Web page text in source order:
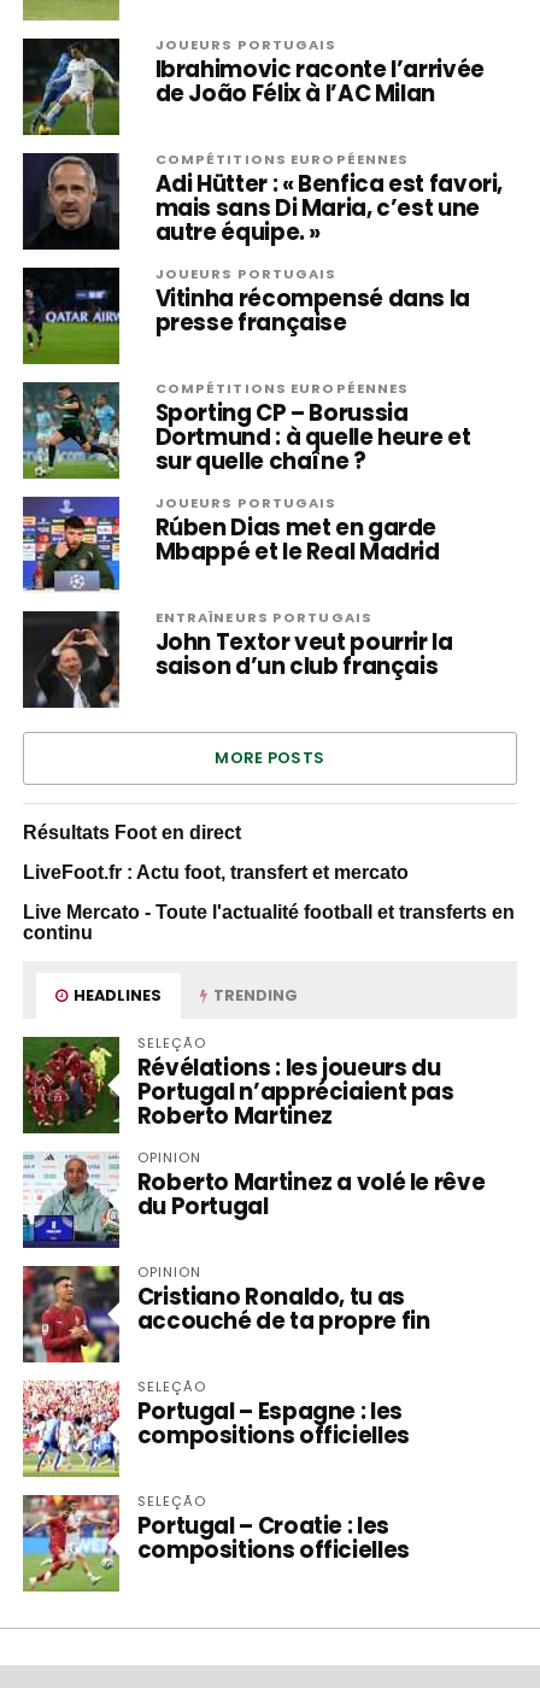
JOUEURS PORTUGAIS
Ibrahimovic raconte l’arrivée
de João Félix à l’AC Milan
COMPÉTITIONS EUROPÉENNES
Adi Hütter : « Benfica est favori,
mais sans Di Maria, c’est une
autre équipe. »
JOUEURS PORTUGAIS
Vitinha récompensé dans la
presse française
COMPÉTITIONS EUROPÉENNES
Sporting CP – Borussia
Dortmund : à quelle heure et
sur quelle chaîne ?
JOUEURS PORTUGAIS
Rúben Dias met en garde
Mbappé et le Real Madrid
ENTRAÎNEURS PORTUGAIS
John Textor veut pourrir la
saison d’un club français
MORE POSTS
Résultats Foot en direct
LiveFoot.fr : Actu foot, transfert et mercato
Live Mercato - Toute l'actualité football et transferts en
continu
HEADLINES TRENDING
SELEÇÃO
Révélations : les joueurs du
Portugal n’appréciaient pas
Roberto Martinez
OPINION
Roberto Martinez a volé le rêve
du Portugal
OPINION
Cristiano Ronaldo, tu as
accouché de ta propre fin
SELEÇÃO
Portugal – Espagne : les
compositions officielles
SELEÇÃO
Portugal – Croatie : les
compositions officielles